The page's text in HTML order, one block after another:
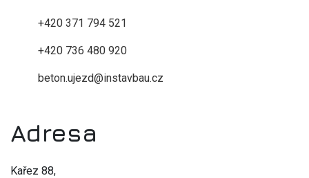
+420 371 794 521
+420 736 480 920
beton.ujezd@instavbau.cz
Adresa
Kařez 88,